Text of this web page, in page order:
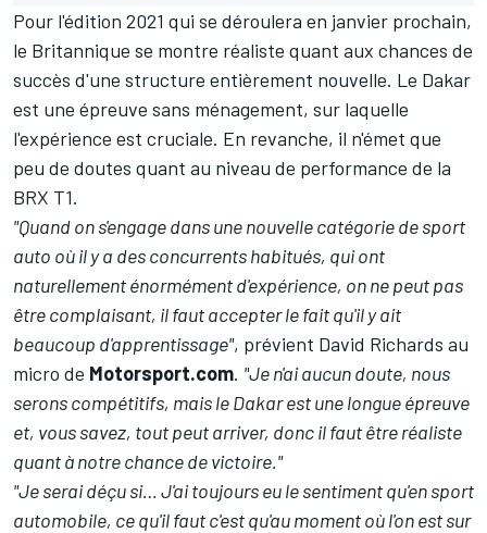
Pour l'édition 2021 qui se déroulera en janvier prochain,
le Britannique se montre réaliste quant aux chances de
succès d'une structure entièrement nouvelle. Le Dakar
est une épreuve sans ménagement, sur laquelle
l'expérience est cruciale. En revanche, il n'émet que
peu de doutes quant au niveau de performance de la
BRX T1.
"Quand on s'engage dans une nouvelle catégorie de sport
auto où il y a des concurrents habitués, qui ont
naturellement énormément d'expérience, on ne peut pas
être complaisant, il faut accepter le fait qu'il y ait
beaucoup d'apprentissage", prévient David Richards au
micro de Motorsport.com. "Je n'ai aucun doute, nous
serons compétitifs, mais le Dakar est une longue épreuve
et, vous savez, tout peut arriver, donc il faut être réaliste
quant à notre chance de victoire."
"Je serai déçu si… J'ai toujours eu le sentiment qu'en sport
automobile, ce qu'il faut c'est qu'au moment où l'on est sur